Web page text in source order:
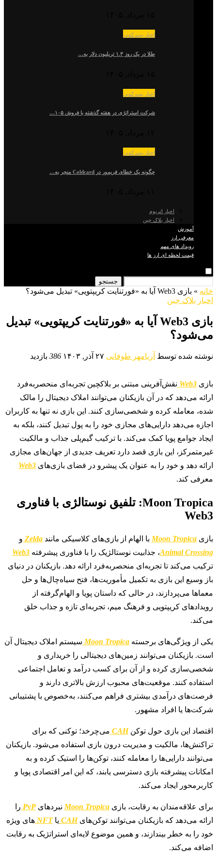
اخبار بیت کوین
طلا در یک روز ۱.۳ تریلیون دلار به…
اخبار بیت کوین
شرکت استراتژی در هفته گذشته با فروش ۱۰۵…
اخبار بیت کوین
چگونه یک خطای فریم‌ور در Coldcard منجر به…
اخبار اتریوم
اخبار بلاک چین
آموزش
معرفی ارز
رویداد های مهم
قیمت لحظه ای ارز ها
جستجو
خانه » بازی Web3 آیا به «فورتنایت کریپتویی» تبدیل می‌شود؟
اخبار بلاک چین
بازی Web3 آیا به «فورتنایت کریپتویی» تبدیل
می‌شود؟
نوشته شده توسط آریامهر طوفانی ۲۷ آذر, ۱۴۰۳ 386 بازدید
بازی Web3 نقش‌آفرینی مبتنی بر بلاکچین تجربه‌ای منحصربه‌فرد
ارائه می‌دهد که در آن بازیکنان می‌توانند املاک دیجیتال را مالک
شده، معامله کرده و شخصی‌سازی کنند. این بازی نه تنها به کاربران
اجازه می‌دهد دارایی‌های مجازی خود را به پول تبدیل کنند، بلکه به
ایجاد جوامع پویا کمک می‌کند. با ترکیب گیم‌پلی جذاب و مالکیت
غیرمتمرکز، این بازی قصد دارد تعریف جدیدی از جهان‌های مجازی
ارائه دهد و خود را به عنوان یک پیشرو در فضای بازی‌های Web3
معرفی کند.
Moon Tropica: تلفیق نوستالژی با فناوری
Web3
بازی Moon Tropica با الهام از بازی‌های کلاسیکی مانند Zelda و
Animal Crossing، جذابیت نوستالژیک را با فناوری پیشرفته Web3
ترکیب می‌کند تا تجربه‌ای منحصربه‌فرد ارائه دهد. بازیکنان در دنیای
باز وسیع این بازی به تکمیل مأموریت‌ها، فتح سیاه‌چال‌ها و حل
معماها می‌پردازند، در حالی که داستان پویا و الهام‌گرفته از
رویدادهای کریپتویی و فرهنگ میم، تجربه‌ای تازه و جذاب خلق
می‌کند.
یکی از ویژگی‌های برجسته Moon Tropica سیستم املاک دیجیتال آن
است. بازیکنان می‌توانند زمین‌های دیجیتالی را خریداری و
شخصی‌سازی کرده و از آن برای کسب درآمد و تعامل اجتماعی
استفاده کنند. موقعیت‌های محبوب ارزش بالاتری دارند و
فرصت‌های درآمدی بیشتری فراهم می‌کنند، به‌خصوص با پشتیبانی
شرکت‌ها یا افراد مشهور.
اقتصاد این بازی حول توکنCAH می‌چرخد؛ توکنی که برای
تراکنش‌ها، مالکیت و مدیریت درون بازی استفاده می‌شود. بازیکنان
می‌توانند دارایی‌ها را معامله کنند، توکن‌ها را استیک کرده و به
امکانات پیشرفته بازی دسترسی یابند، که این امر اقتصادی پویا و
کاربرمحور ایجاد می‌کند.
برای علاقه‌مندان به رقابت، بازی Moon Tropica نبردهای PvP را
ارائه می‌دهد که بازیکنان می‌توانند توکن‌هایCAH یاNFT‌ های ویژه
خود را به خطر بیندازند، و همین موضوع لایه‌ای استراتژیک به رقابت
اضافه می‌کند.